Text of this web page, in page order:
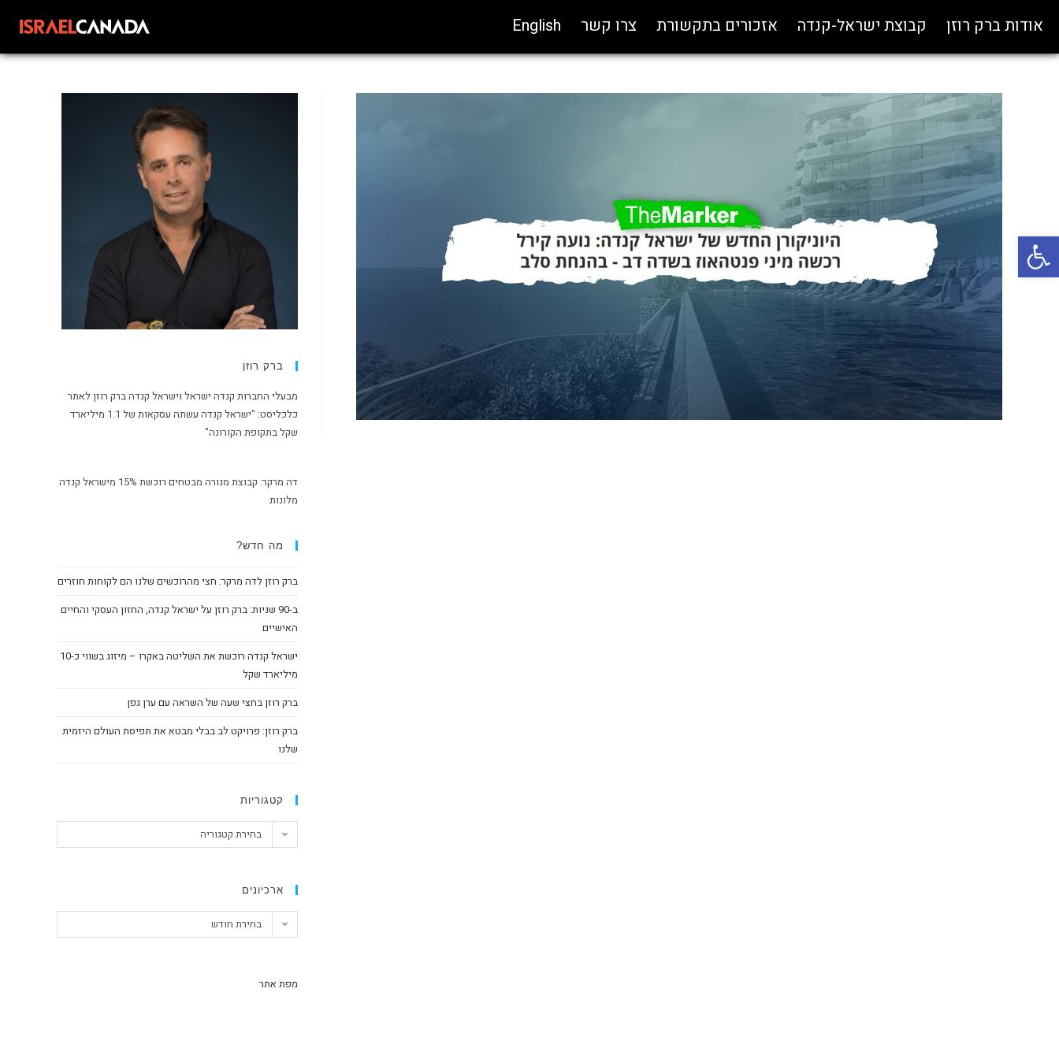
פתח סרגל נגישות
אודות ברק רוזן קבוצת ישראל-קנדה אזכורים בתקשורת צרו קשר English
ברק רוזן
מבעלי החברות קנדה ישראל וישראל קנדה ברק רוזן לאתר
כלכליסט: "ישראל קנדה עשתה עסקאות של 1.1 מיליארד
שקל בתקופת הקורונה"
דה מרקר: קבוצת מנורה מבטחים רוכשת 15% מישראל קנדה
מלונות
מה חדש?
ברק רוזן לדה מרקר: חצי מהרוכשים שלנו הם לקוחות חוזרים
ב-90 שניות: ברק רוזן על ישראל קנדה, החזון העסקי והחיים
האישיים
ישראל קנדה רוכשת את השליטה באקרו – מיזוג בשווי כ-10
מיליארד שקל
ברק רוזן בחצי שעה של השראה עם ערן גפן
ברק רוזן: פרויקט לב בבלי מבטא את תפיסת העולם היזמית
שלנו
קטגוריות
בחירת קטגוריה
ארכיונים
בחירת חודש
מפת אתר